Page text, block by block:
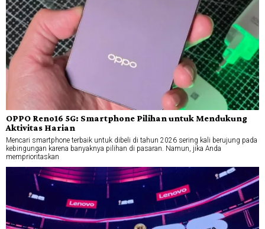
OPPO Reno16 5G: Smartphone Pilihan untuk Mendukung
Aktivitas Harian
Mencari smartphone terbaik untuk dibeli di tahun 2026 sering kali berujung pada
kebingungan karena banyaknya pilihan di pasaran. Namun, jika Anda
memprioritaskan